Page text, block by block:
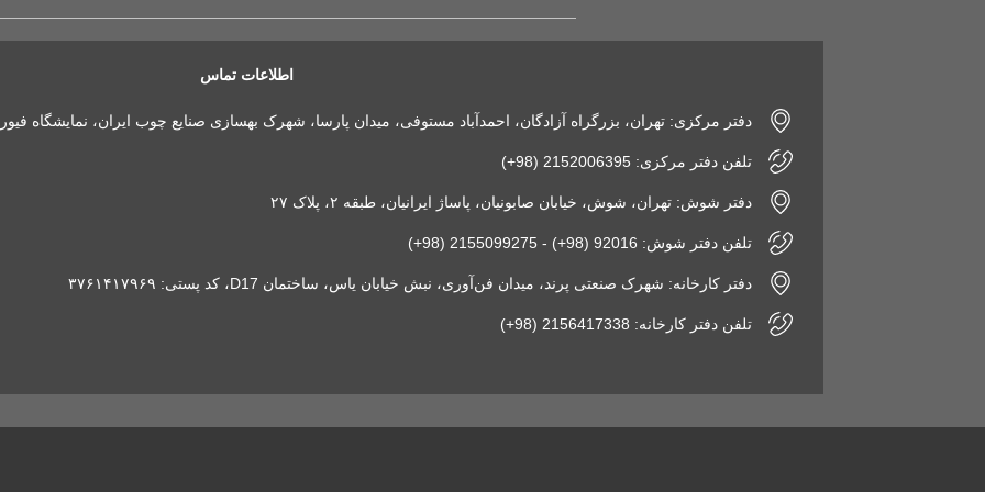
اطلاعات تماس
دفتر مرکزی: تهران، بزرگراه آزادگان، احمدآباد مستوفی، میدان پارسا، شهرک بهسازی صنایع چوب ایران، نمایشگاه
تلفن دفتر مرکزی: 2152006395 (98+)
دفتر شوش: تهران، شوش، خیابان صابونیان، پاساژ ایرانیان، طبقه ۲، پلاک ۲۷
تلفن دفتر شوش: 92016 (98+) - 2155099275 (98+)
دفتر کارخانه: شهرک صنعتی پرند، میدان فن‌آوری، نبش خیابان یاس، ساختمان D17، کد پستی: ۳۷۶۱۴۱۷۹۶۹
تلفن دفتر کارخانه: 2156417338 (98+)